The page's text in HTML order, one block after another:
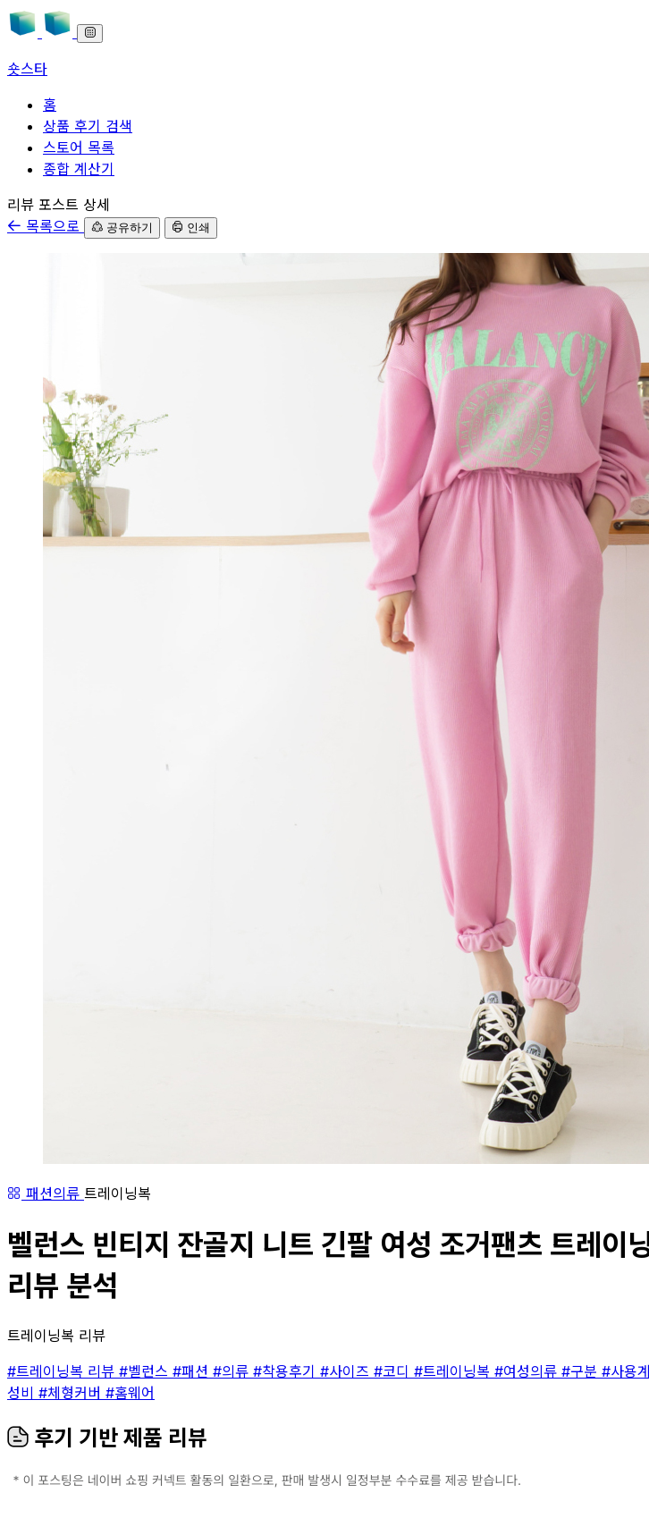
숏스타
홈
상품 후기 검색
스토어 목록
종합 계산기
본문으로 바로가기
리뷰 포스트 상세
목록으로
공유하기 인쇄
패션의류 트레이닝복
벨런스 빈티지 잔골지 니트 긴팔 여성 조거팬츠 트레
리뷰 분석
트레이닝복 리뷰
#트레이닝복 리뷰 #벨런스 #패션 #의류 #착용후기 #사이즈 #코디 #트레이닝복 #여성의류 #구분 #사용
성비 #체형커버 #홈웨어
후기 기반 제품 리뷰